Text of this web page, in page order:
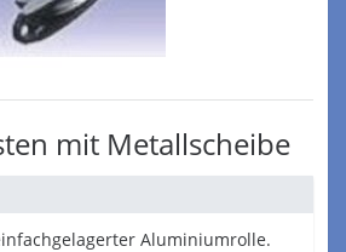
mit Metallscheibe
Aluminiumrolle.